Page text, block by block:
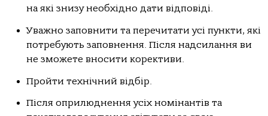
на які знизу необхідно дати відповіді.
Уважно заповнити та перечитати усі пункти, які
потребують заповнення. Після надсилання ви
не зможете вносити корективи.
Пройти технічний відбір.
Після оприлюднення усіх номінантів та